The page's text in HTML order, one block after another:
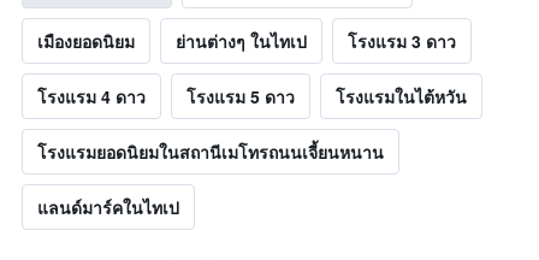
เมืองยอดนิยม ย่านต่างๆ ในไทเป โรงแรม 3 ดาว
โรงแรม 4 ดาว โรงแรม 5 ดาว โรงแรมในไต้หวัน
โรงแรมยอดนิยมในสถานีเมโทรถนนเจี้ยนหนาน
แลนด์มาร์คในไทเป